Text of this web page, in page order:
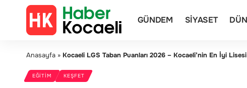
GÜNDEM SIYASET
Anasayfa » Kocaeli LGS Taban Puanları 2026 – Kocaeli’nin En İyi
EĞITIM KEŞFET